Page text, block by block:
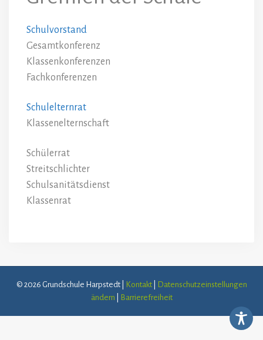
Schulvorstand
Gesamtkonferenz
Klassenkonferenzen
Fachkonferenzen
Schulelternrat
Klassenelternschaft
Schülerrat
Streitschlichter
Schulsanitätsdienst
Klassenrat
© 2026 Grundschule Harpstedt | Kontakt|
Datenschutzeinstellungen
ändern
Barrierefreiheit